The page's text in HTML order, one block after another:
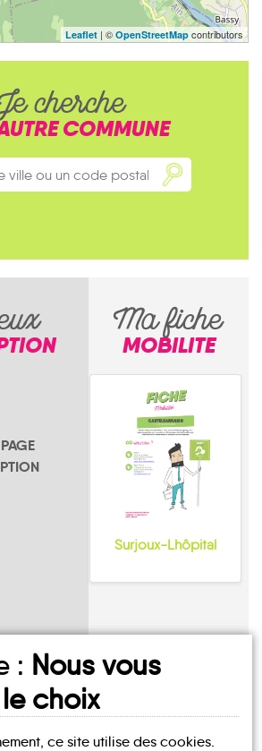
Leaflet | © OpenStreetMap contributors
cherche
COMMUNE
Ma fiche
MOBILITE
Surjoux-Lhôpital
TÉMOIGNAGE
?
: Nous vous
choix
ce site utilise des cookies.